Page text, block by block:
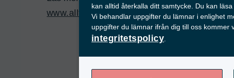
kan alltid återkalla ditt samtycke. Du kan
Vi behandlar uppgifter du lämnar i enlighet
uppgifter du lämnar ifrån dig till oss kommer
integritetspolicy
www.allfo.de